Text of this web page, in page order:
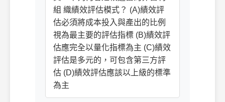
組 織績效評估模式？ (A)績效評
估必須將成本投入與產出的比例
視為最主要的評估指標 (B)績效評
估應完全以量化指標為主 (C)績效
評估是多元的，可包含第三方評
估 (D)績效評估應該以上級的標準
為主